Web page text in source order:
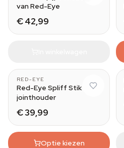
van Red-Eye
€ 42,99
RED-EYE
Red-Eye Spliff Stik
jointhouder
€ 39,99
Optie kiezen